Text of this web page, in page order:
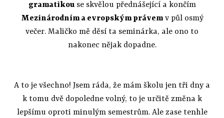
gramatikouse skvělou přednášející a končím
Mezinárodním a evropským právemv půl osmý
večer. Maličko mě děsí ta seminárka, ale ono to
nakonec nějak dopadne.
A to je všechno! Jsem ráda, že mám školu jen tři dny a
k tomu dvě dopoledne volný, to je určitě změna k
lepšímu oproti minulým semestrům. Ale zase tenhle